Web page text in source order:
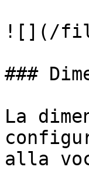
![](/
###
La
alla